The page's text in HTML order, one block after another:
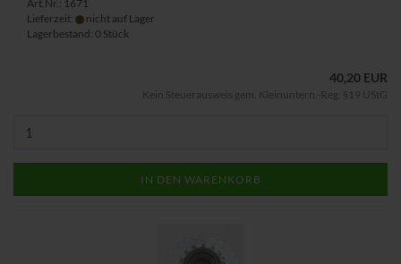
Art.Nr.: 1671
Lieferzeit:
nicht auf Lager
Lagerbestand: 0 Stück
40,20 EUR
Kein Steuerausweis gem. Kleinuntern.-Reg. §19 UStG
IN DEN WARENKORB